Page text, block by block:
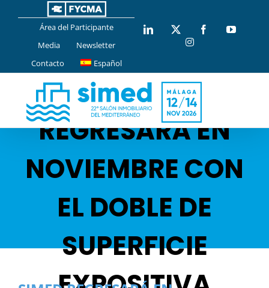
Área del Participante
Media
Newsletter
Contacto
Español
LinkedIn Facebook
Instagram
SIMED
REGRESARÁ EN
NOVIEMBRE CON
EL DOBLE DE
SUPERFICIE